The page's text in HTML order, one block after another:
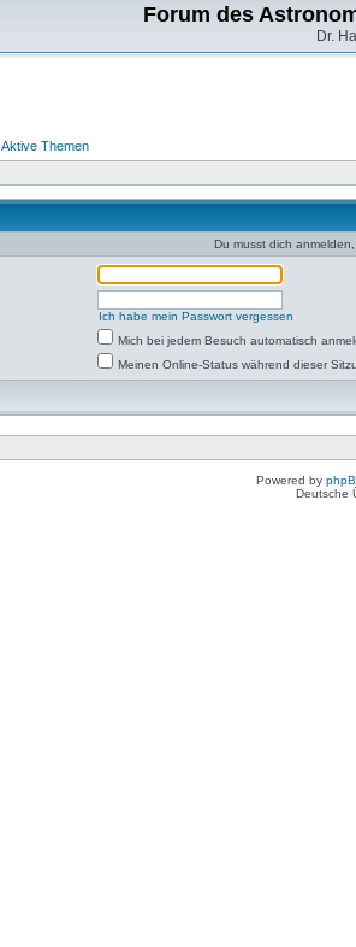
Forum des
Dr.
Aktive Themen
Du musst dich
Ich habe mein Passwort vergessen
Mich bei jedem Besuch automatisch
Meinen Online-Status während dieser
Powered by
Deutsche